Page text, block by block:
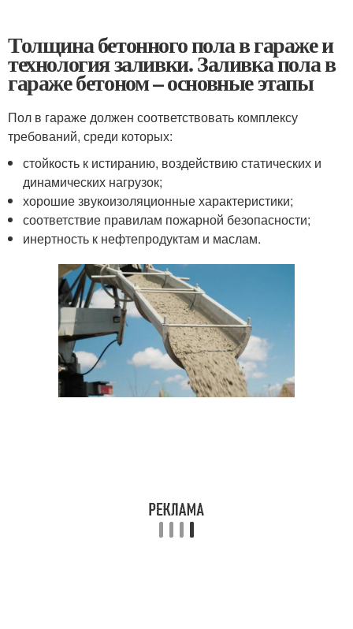
Толщина бетонного пола в гараже и
технология заливки. Заливка пола в
гараже бетоном – основные этапы
Пол в гараже должен соответствовать комплексу
требований, среди которых:
стойкость к истиранию, воздействию статических и
динамических нагрузок;
хорошие звукоизоляционные характеристики;
соответствие правилам пожарной безопасности;
инертность к нефтепродуктам и маслам.